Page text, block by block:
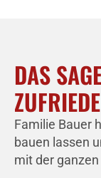
DAS
Familie Bauer
bauen lassen
mit der